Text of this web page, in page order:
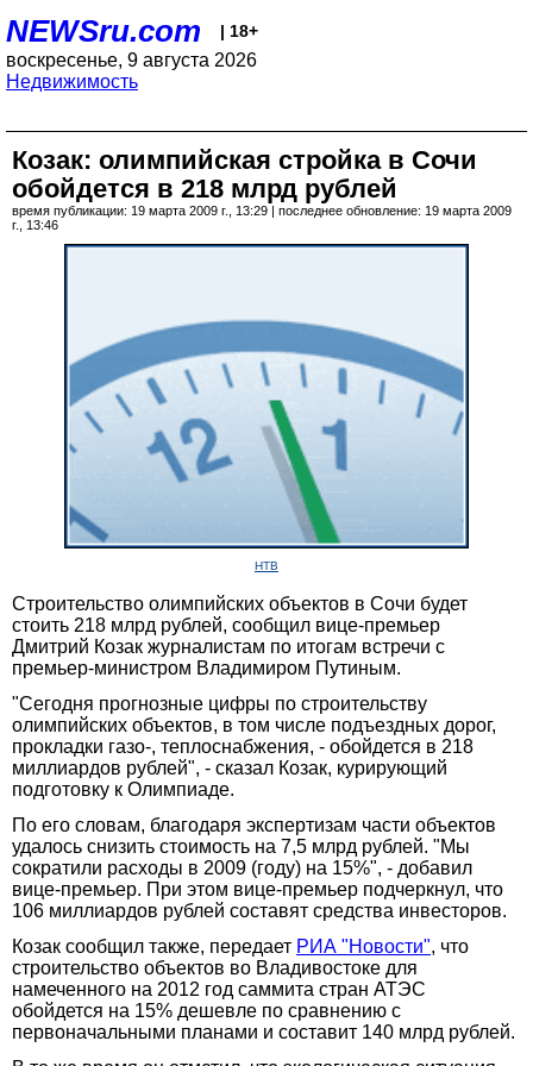
NEWSru.com | 18+
воскресенье, 9 августа 2026
Недвижимость
Козак: олимпийская стройка в Сочи
обойдется в 218 млрд рублей
время публикации: 19 марта 2009 г., 13:29 | последнее обновление: 19 марта 2009
г., 13:46
НТВ
Строительство олимпийских объектов в Сочи будет
стоить 218 млрд рублей, сообщил вице-премьер
Дмитрий Козак журналистам по итогам встречи с
премьер-министром Владимиром Путиным.
"Сегодня прогнозные цифры по строительству
олимпийских объектов, в том числе подъездных дорог,
прокладки газо-, теплоснабжения, - обойдется в 218
миллиардов рублей", - сказал Козак, курирующий
подготовку к Олимпиаде.
По его словам, благодаря экспертизам части объектов
удалось снизить стоимость на 7,5 млрд рублей. "Мы
сократили расходы в 2009 (году) на 15%", - добавил
вице-премьер. При этом вице-премьер подчеркнул, что
106 миллиардов рублей составят средства инвесторов.
Козак сообщил также, передает РИА "Новости", что
строительство объектов во Владивостоке для
намеченного на 2012 год саммита стран АТЭС
обойдется на 15% дешевле по сравнению с
первоначальными планами и составит 140 млрд рублей.